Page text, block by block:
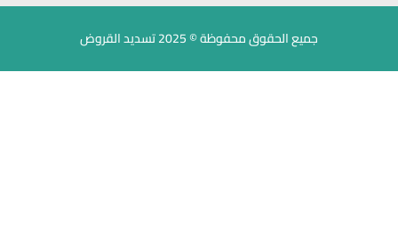
جميع الحقوق محفوظة © 2025 تسديد القروض